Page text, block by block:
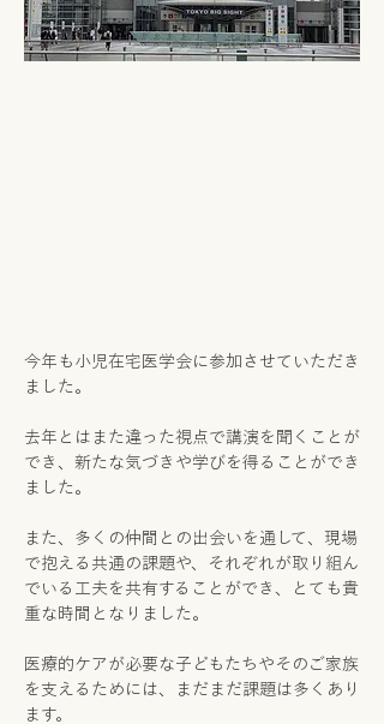
今年も小児在宅医学会に参加させていただき
ました。
去年とはまた違った視点で講演を聞くことが
でき、新たな気づきや学びを得ることができ
ました。
また、多くの仲間との出会いを通して、現場
で抱える共通の課題や、それぞれが取り組ん
でいる工夫を共有することができ、とても貴
重な時間となりました。
医療的ケアが必要な子どもたちやそのご家族
を支えるためには、まだまだ課題は多くあり
ます。